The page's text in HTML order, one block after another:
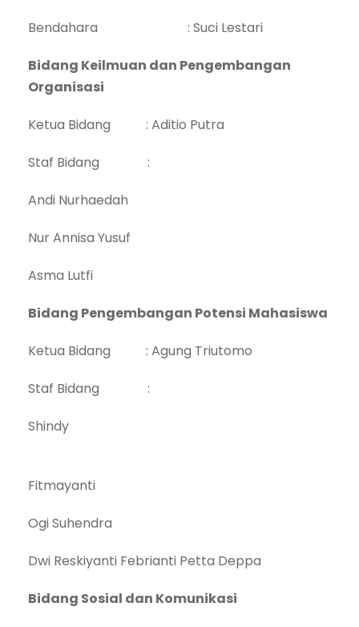
Bendahara : Suci Lestari
Bidang Keilmuan dan Pengembangan
Organisasi
Ketua Bidang : Aditio Putra
Staf Bidang :
Andi Nurhaedah
Nur Annisa Yusuf
Asma Lutfi
Bidang Pengembangan Potensi Mahasiswa
Ketua Bidang : Agung Triutomo
Staf Bidang :
Shindy
Fitmayanti
Ogi Suhendra
Dwi Reskiyanti Febrianti Petta Deppa
Bidang Sosial dan Komunikasi